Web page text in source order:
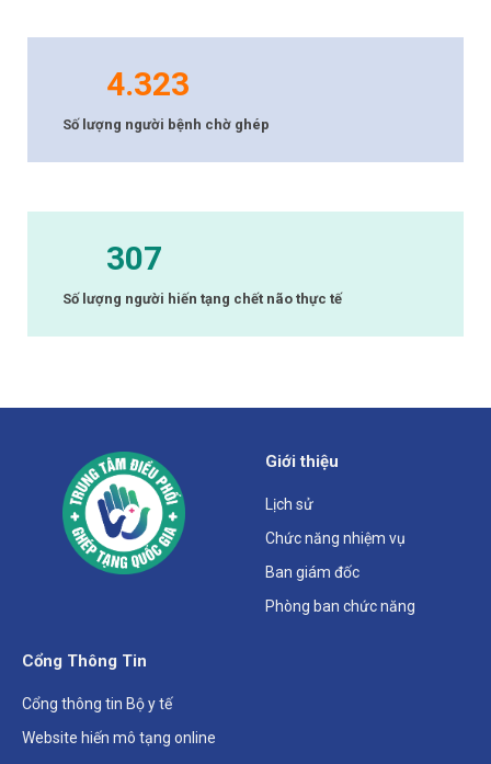
4.323
Số lượng người bệnh chờ ghép
307
Số lượng người hiến tạng chết não thực tế
Giới thiệu
Lịch sử
Chức năng nhiệm vụ
Ban giám đốc
Phòng ban chức năng
Cổng Thông Tin
Cổng thông tin Bộ y tế
Website hiến mô tạng online